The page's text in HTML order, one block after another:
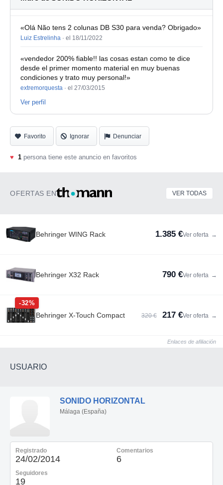
«Olá Não tens 2 colunas DB S30 para venda? Obrigado»
Luiz Estrelinha · el 18/11/2022
«vendedor 200% fiable!! las cosas estan como te dice
desde el primer momento material en muy buenas
condiciones y trato muy personal!»
extremorquesta · el 27/03/2015
Ver perfil
Favorito Ignorar Denunciar
♥ 1 persona tiene este anuncio en favoritos
OFERTAS EN VER TODAS
Behringer WING Rack 1.385 €Ver oferta →
Behringer X32 Rack 790 €Ver oferta →
-32%
Behringer X-Touch Compact 320 € 217 €Ver oferta →
Enlaces de afiliación
USUARIO
SONIDO HORIZONTAL
Málaga (España)
Registrado
24/02/2014
Comentarios
6
Seguidores
19